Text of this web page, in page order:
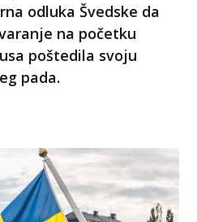
odluka Švedske da
na početku
poštedila svoju
pada.